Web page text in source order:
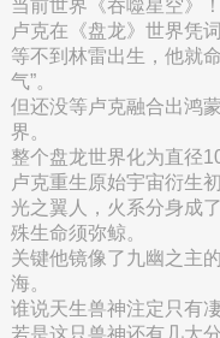
当前世界《吞噬星空》！
卢克在《盘龙》世界凭
等不到林雷出生，他就
气”。
但还没等卢克融合出鸿
界。
整个盘龙世界化为直径
卢克重生原始宇宙衍生
光之翼人，火系分身成
殊生命须弥鲸。
关键他镜像了九幽之主
海。
谁说天生兽神注定只有
若是这只兽神还有几大